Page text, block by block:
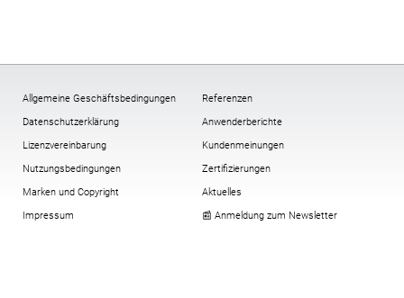
Allgemeine Geschäftsbedingungen
Datenschutzerklärung
Lizenzvereinbarung
Nutzungsbedingungen
Marken und Copyright
Impressum
Referenzen
Anwenderberichte
Kundenmeinungen
Zertifizierungen
Aktuelles
📰 Anmeldung zum Newsletter